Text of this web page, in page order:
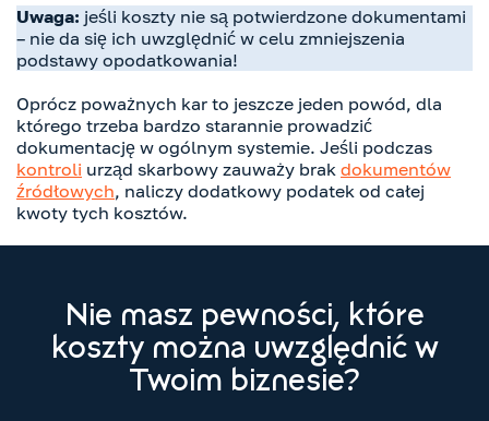
Uwaga: jeśli koszty nie są potwierdzone dokumentami
– nie da się ich uwzględnić w celu zmniejszenia
podstawy opodatkowania!
Oprócz poważnych kar to jeszcze jeden powód, dla
którego trzeba bardzo starannie prowadzić
dokumentację w ogólnym systemie. Jeśli podczas
kontroli urząd skarbowy zauważy brak dokumentów
źródłowych, naliczy dodatkowy podatek od całej
kwoty tych kosztów.
Nie masz pewności, które
koszty można uwzględnić w
Twoim biznesie?